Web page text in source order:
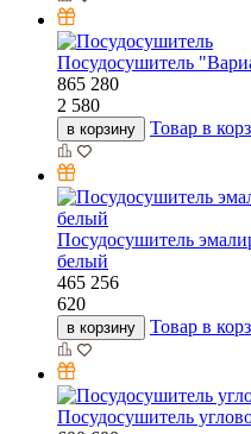
Посудосушитель
865 280
2 580
в корзину Товар в
Посудосушитель
белый
465 256
620
в корзину Товар в
Посудосушитель